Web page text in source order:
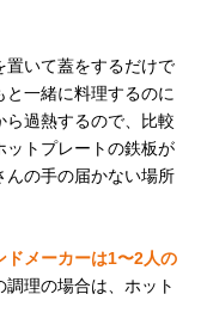
置いて蓋をするだけで
一緒に料理するのに
ら過熱するので、比較
ットプレートの鉄板が
んの手の届かない場所
ドメーカーは1〜2人の
調理の場合は、ホット